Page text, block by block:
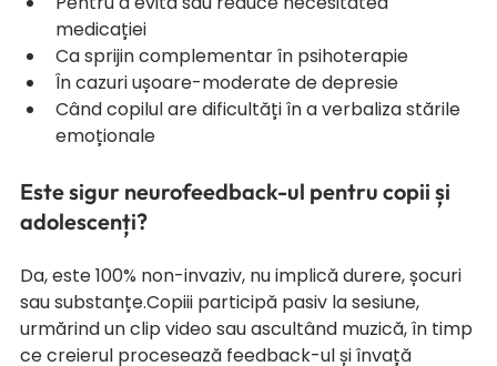
medicației
Ca sprijin complementar în psihoterapie
În cazuri ușoare-moderate de depresie
Când copilul are dificultăți în a verbaliza stările
emoționale
Este sigur neurofeedback-ul pentru copii și
adolescenți?
Da, este 100% non-invaziv, nu implică durere, șocuri
sau substanțe.Copiii participă pasiv la sesiune,
urmărind un clip video sau ascultând muzică, în timp
ce creierul procesează feedback-ul și învață